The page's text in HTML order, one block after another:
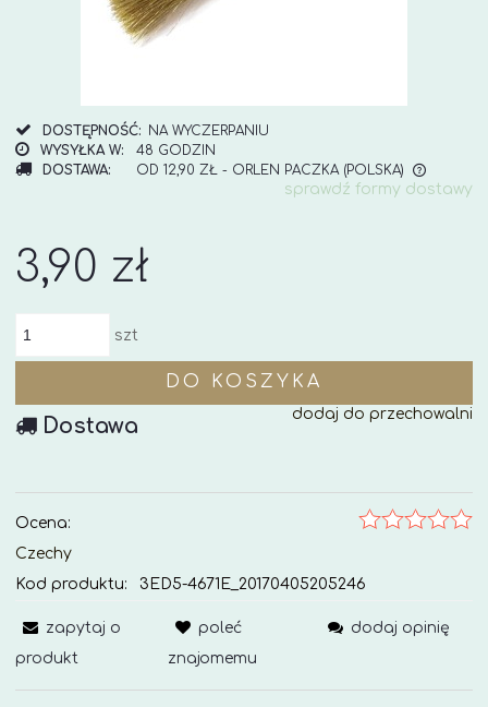
DOSTĘPNOŚĆ:
NA WYCZERPANIU
WYSYŁKA W:
48 GODZIN
DOSTAWA:
OD 12,90 ZŁ - ORLEN PACZKA (POLSKA)
CENA NIE ZAWIERA EWENTUALNYCH KOSZTÓW
sprawdź formy dostawy
3,90 zł
szt
DO KOSZYKA
dodaj do przechowalni
Dostawa
Ocena:
Czechy
Kod produktu:
3ED5-4671E_20170405205246
zapytaj o
produkt
poleć
znajomemu
dodaj opinię